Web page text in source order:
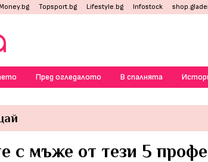
Topsport.bg Lifestyle.bg Infostock
Пред огледалото В спалнята
с мъже от тези 5